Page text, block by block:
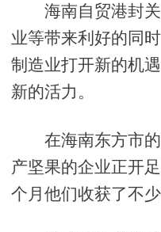
海南自贸港封关
业等带来利好的同
制造业打开新的机
新的活力。
在海南东方市的
产坚果的企业正开
个月他们收获了不少